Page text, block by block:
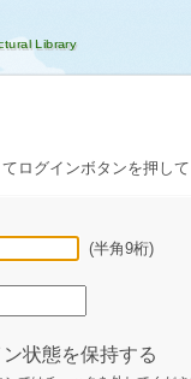
ログインボタンを押して
(半角9桁)
状態を保持する